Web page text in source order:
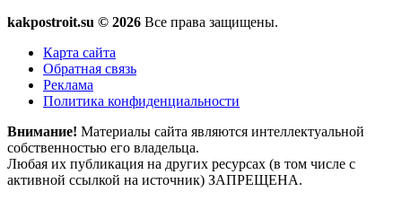
kakpostroit.su © 2026 Все права защищены.
Карта сайта
Обратная связь
Реклама
Политика конфиденциальности
Внимание! Материалы сайта являются интеллектуальной
собственностью его владельца.
Любая их публикация на других ресурсах (в том числе с
активной ссылкой на источник) ЗАПРЕЩЕНА.